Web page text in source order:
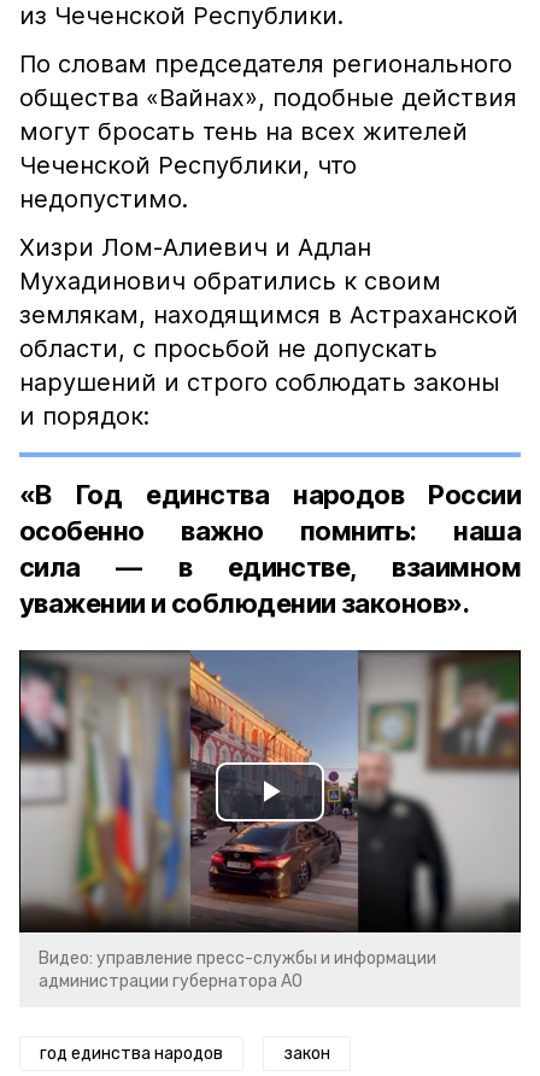
из Чеченской Республики.
По словам председателя регионального
общества «Вайнах», подобные действия
могут бросать тень на всех жителей
Чеченской Республики, что
недопустимо.
Хизри Лом-Алиевич и Адлан
Мухадинович обратились к своим
землякам, находящимся в Астраханской
области, с просьбой не допускать
нарушений и строго соблюдать законы
и порядок:
«В Год единства народов России
особенно важно помнить: наша
сила — в единстве, взаимном
уважении и соблюдении законов».
Play
Video
Видео: управление пресс-службы и информации
администрации губернатора АО
год единства народов закон